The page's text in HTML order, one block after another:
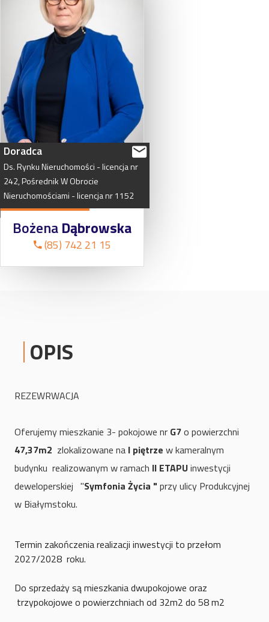
Doradca
Ds.RynkuNieruchomości -licencjanr
242,PośrednikWObrocie
Nieruchomościami -licencjanr1152
BożenaDąbrowska
(85) 742 21 15
OPIS
REZEWRWACJA
Oferujemy mieszkanie 3- pokojowe nr G7o powierzchni
47,37m2 zlokalizowane na I piętrze w kameralnym
budynku realizowanym w ramach II ETAPUinwestycji
deweloperskiej "Symfonia Życia " przy ulicy Produkcyjnej
w Białymstoku.
Termin zakończenia realizacji inwestycji to przełom
2027/2028 roku.
Do sprzedaży są mieszkania dwupokojowe oraz
trzypokojowe o powierzchniach od 32m2 do 58 m2